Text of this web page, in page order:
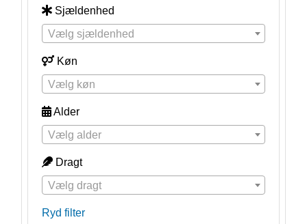
Sjældenhed
Vælg sjældenhed
Køn
Vælg køn
Alder
Vælg alder
Dragt
Vælg dragt
Ryd filter